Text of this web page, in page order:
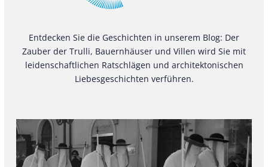
Entdecken Sie die Geschichten in unserem Blog: Der
Zauber der Trulli, Bauernhäuser und Villen wird Sie mit
leidenschaftlichen Ratschlägen und architektonischen
Liebesgeschichten verführen.